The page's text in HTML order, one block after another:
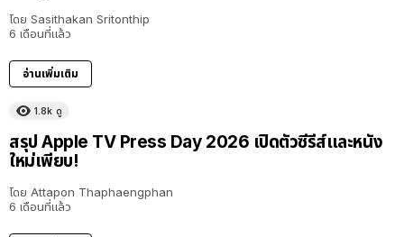
โดย Sasithakan Sritonthip
6 เดือนที่แล้ว
อ่านเพิ่มเติม
1.8k ดู
สรุป Apple TV Press Day 2026 เปิดตัวซีรีส์และหนัง
ใหม่เพียบ!
โดย Attapon Thaphaengphan
6 เดือนที่แล้ว